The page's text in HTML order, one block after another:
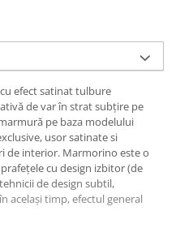
efect satinat tulbure
de var în strat subțire pe
pe baza modelului
usor satinate si
de interior. Marmorino este o
cu design izbitor (de
de design subtil,
același timp, efectul general